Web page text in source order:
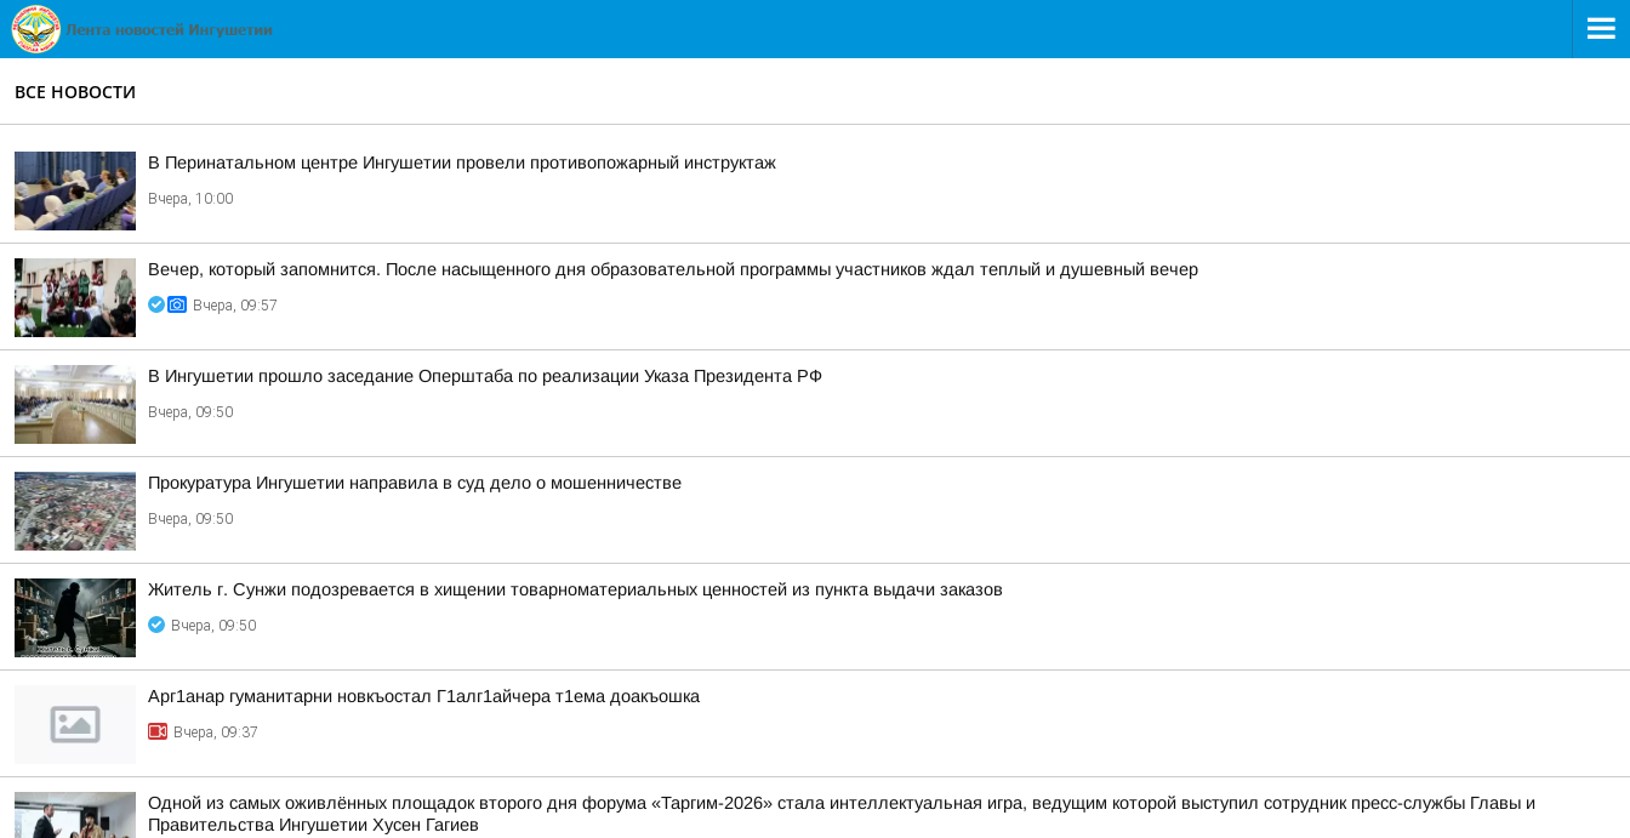
ВСЕ НОВОСТИ
В Перинатальном центре Ингушетии провели противопожарный инструктаж
Вчера, 10:00
Вечер, который запомнится. После насыщенного дня образовательной программы участников ждал теплый и душевный вечер
Вчера, 09:57
В Ингушетии прошло заседание Оперштаба по реализации Указа Президента РФ
Вчера, 09:50
Прокуратура Ингушетии направила в суд дело о мошенничестве
Вчера, 09:50
Житель г. Сунжи подозревается в хищении товарноматериальных ценностей из пункта выдачи заказов
Вчера, 09:50
Арг1анар гуманитарни новкъостал Г1алг1айчера т1ема доакъошка
Вчера, 09:37
Одной из самых оживлённых площадок второго дня форума «Таргим-2026» стала интеллектуальная игра, ведущим которой выступил сотрудник пресс-службы Главы и
Правительства Ингушетии Хусен Гагиев